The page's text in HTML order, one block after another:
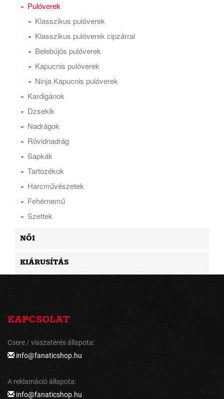
Pulóverek
Klasszikus pulóverek
Klasszikus pulóverek cipzárral
Belebújós pulóverek
Kapucnis pulóverek
Ninja Kapucnis pulóverek
Kardigánok
Dzsekik
Nadrágok
Rövidnadrág
Sapkák
Tartozékok
Harcművészetek
Fehérnemű
Szettek
NŐI
KIÁRUSÍTÁS
KAPCSOLAT
Csere / visszatérés állapota:
info@fanaticshop.hu
A reklamáció állapota:
info@fanaticshop.hu